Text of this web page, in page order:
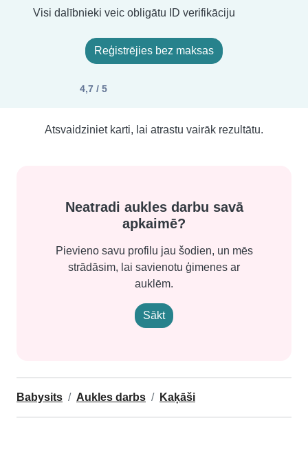
Visi dalībnieki veic obligātu ID verifikāciju
Reģistrējies bez maksas
4,7 / 5
Atsvaidziniet karti, lai atrastu vairāk rezultātu.
Neatradi aukles darbu savā
apkaimē?
Pievieno savu profilu jau šodien, un mēs
strādāsim, lai savienotu ģimenes ar
auklēm.
Sākt
Babysits Aukles darbs Kaķāši